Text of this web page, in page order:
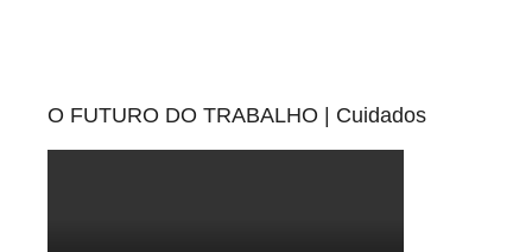
O FUTURO DO TRABALHO | Cuidados